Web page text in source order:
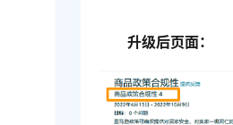
升级后页面：